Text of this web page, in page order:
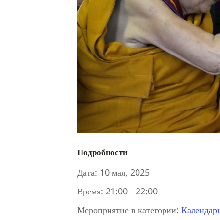
Подробности
Дата: 10 мая, 2025
Время: 21:00 - 22:00
Мероприятие в категории: